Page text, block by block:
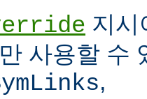
지
사용할 수
,